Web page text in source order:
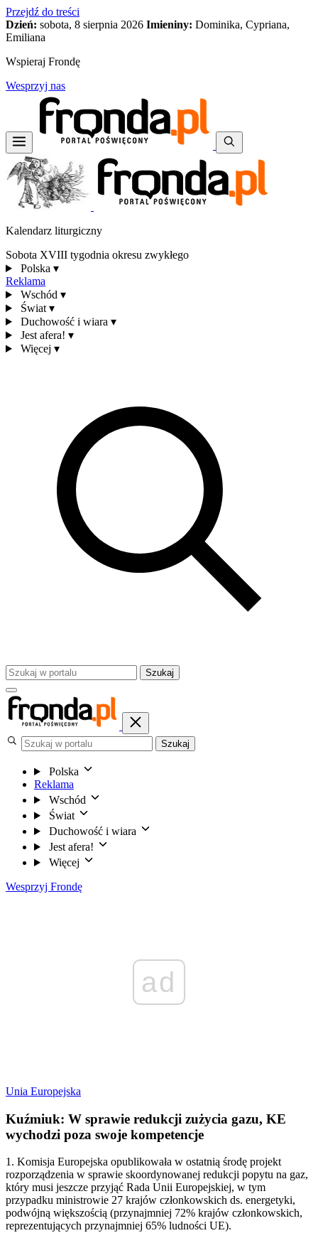
Przejdź do treści
Dzień: sobota, 8 sierpnia 2026 Imieniny: Dominika, Cypriana,
Emiliana
Wspieraj Frondę
Wesprzyj nas
Kalendarz liturgiczny
Sobota XVIII tygodnia okresu zwykłego
Polska ▾
Reklama
Wschód ▾
Świat ▾
Duchowość i wiara ▾
Jest afera! ▾
Więcej ▾
Szukaj
Szukaj
Polska
Reklama
Wschód
Świat
Duchowość i wiara
Jest afera!
Więcej
Wesprzyj Frondę
ad
Unia Europejska
Kuźmiuk: W sprawie redukcji zużycia gazu, KE
wychodzi poza swoje kompetencje
1. Komisja Europejska opublikowała w ostatnią środę projekt
rozporządzenia w sprawie skoordynowanej redukcji popytu na gaz,
który musi jeszcze przyjąć Rada Unii Europejskiej, w tym
przypadku ministrowie 27 krajów członkowskich ds. energetyki,
podwójną większością (przynajmniej 72% krajów członkowskich,
reprezentujących przynajmniej 65% ludności UE).